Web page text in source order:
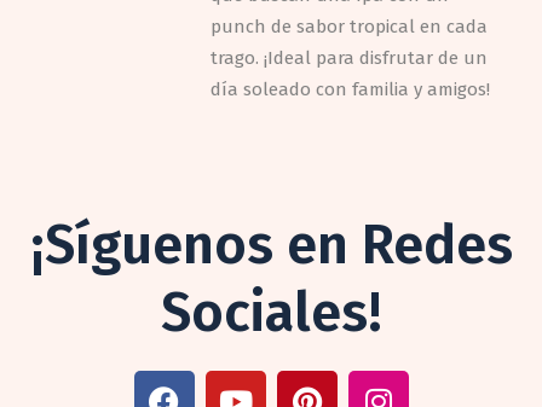
punch de sabor tropical en cada
trago. ¡Ideal para disfrutar de un
día soleado con familia y amigos!
¡Síguenos en Redes
Sociales!